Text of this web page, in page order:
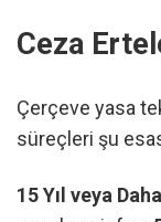
Ceza
Çerçeve yasa
süreçleri şu
15 Yıl veya